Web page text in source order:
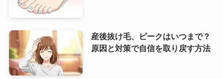
産後抜け毛、ピークはいつまで？
原因と対策で自信を取り戻す方法